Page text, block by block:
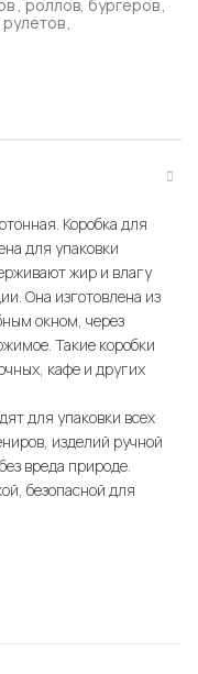
, роллов, бургеров
Коробка для
для упаковки
жир и влагу
Она изготовлена из
окном, через
Такие коробки
кафе и других
для упаковки всех
изделий ручной
вреда природе.
безопасной для